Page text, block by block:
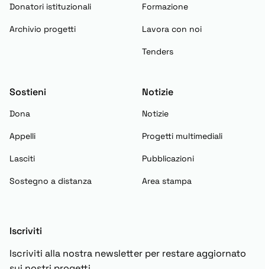
Donatori istituzionali
Archivio progetti
Formazione
Lavora con noi
Tenders
Sostieni
Dona
Appelli
Lasciti
Sostegno a distanza
Notizie
Notizie
Progetti multimediali
Pubblicazioni
Area stampa
Iscriviti
Iscriviti alla nostra newsletter per restare aggiornato